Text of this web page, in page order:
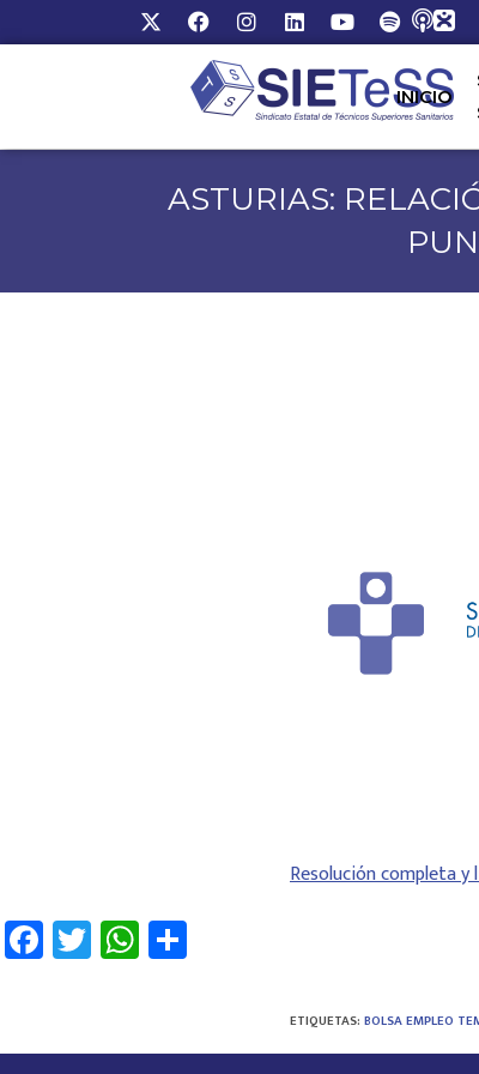
INICIO
ASTURIAS:
Resolución completa y
Fa
ce
o
T
wi
er
W
h
sAp
ETIQUETAS: BOLSA EMPLEO